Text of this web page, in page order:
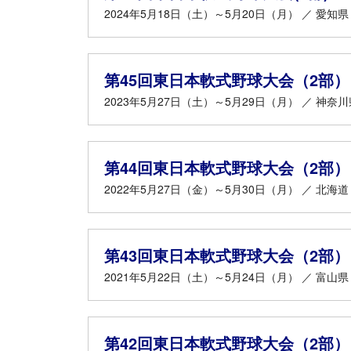
2024年5月18日（土）～5月20日（月） ／ 愛知県
第45回東日本軟式野球大会（2部）
2023年5月27日（土）～5月29日（月） ／ 神奈
第44回東日本軟式野球大会（2部）
2022年5月27日（金）～5月30日（月） ／ 北海道
第43回東日本軟式野球大会（2部）
2021年5月22日（土）～5月24日（月） ／ 富山県
第42回東日本軟式野球大会（2部）